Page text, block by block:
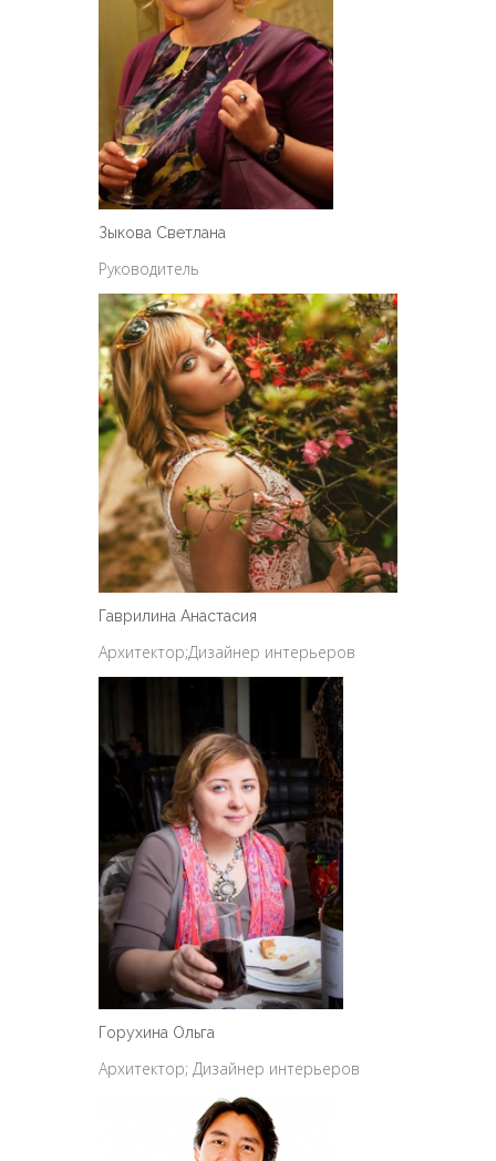
Зыкова Светлана
Руководитель
Гаврилина Анастасия
Архитектор;Дизайнер интерьеров
Горухина Ольга
Архитектор; Дизайнер интерьеров